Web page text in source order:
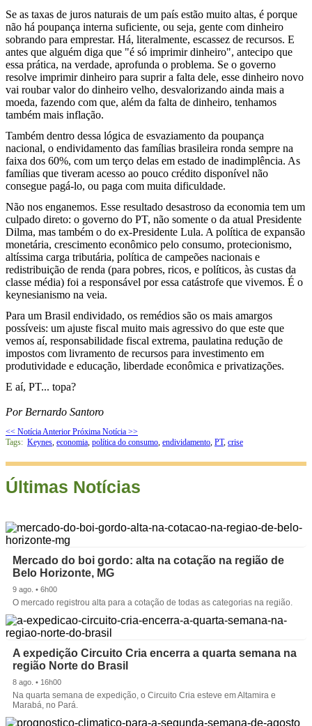
Se as taxas de juros naturais de um país estão muito altas, é porque
não há poupança interna suficiente, ou seja, gente com dinheiro
sobrando para emprestar. Há, literalmente, escassez de recursos. E
antes que alguém diga que "é só imprimir dinheiro", antecipo que
essa prática, na verdade, aprofunda o problema. Se o governo
resolve imprimir dinheiro para suprir a falta dele, esse dinheiro novo
vai roubar valor do dinheiro velho, desvalorizando ainda mais a
moeda, fazendo com que, além da falta de dinheiro, tenhamos
também mais inflação.
Também dentro dessa lógica de esvaziamento da poupança
nacional, o endividamento das famílias brasileira ronda sempre na
faixa dos 60%, com um terço delas em estado de inadimplência. As
famílias que tiveram acesso ao pouco crédito disponível não
consegue pagá-lo, ou paga com muita dificuldade.
Não nos enganemos. Esse resultado desastroso da economia tem um
culpado direto: o governo do PT, não somente o da atual Presidente
Dilma, mas também o do ex-Presidente Lula. A política de expansão
monetária, crescimento econômico pelo consumo, protecionismo,
altíssima carga tributária, política de campeões nacionais e
redistribuição de renda (para pobres, ricos, e políticos, às custas da
classe média) foi a responsável por essa catástrofe que vivemos. É o
keynesianismo na veia.
Para um Brasil endividado, os remédios são os mais amargos
possíveis: um ajuste fiscal muito mais agressivo do que este que
vemos aí, responsabilidade fiscal extrema, paulatina redução de
impostos com livramento de recursos para investimento em
produtividade e educação, liberdade econômica e privatizações.
E aí, PT... topa?
Por Bernardo Santoro
<< Notícia Anterior Próxima Notícia >>
Tags: Keynes, economia, política do consumo, endividamento, PT, crise
Últimas Notícias
Mercado do boi gordo: alta na cotação na região de
Belo Horizonte, MG
9 ago. • 6h00
O mercado registrou alta para a cotação de todas as categorias na região.
A expedição Circuito Cria encerra a quarta semana na
região Norte do Brasil
8 ago. • 16h00
Na quarta semana de expedição, o Circuito Cria esteve em Altamira e
Marabá, no Pará.